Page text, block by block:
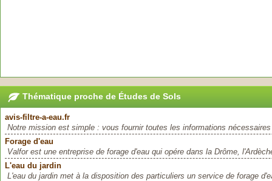
Thématique proche de Études de Sols
avis-filtre-a-eau.fr
Notre mission est simple : vous fournir toutes les informations
Forage d'eau
Valfor est une entreprise de forage d'eau qui opére dans la Drôme,
L'eau du jardin
L'eau du jardin met à la disposition des particuliers un service de forage